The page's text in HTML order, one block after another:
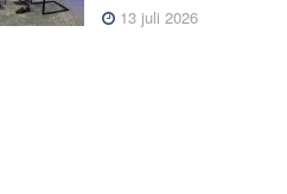
13 juli 2026